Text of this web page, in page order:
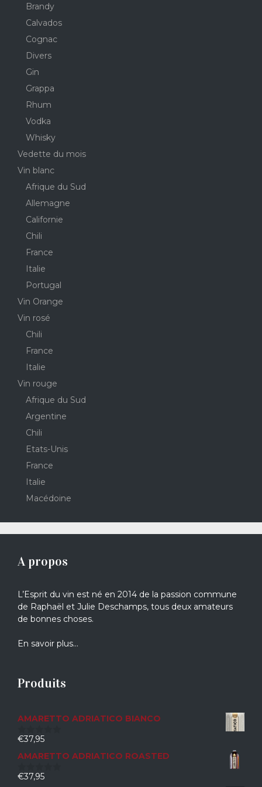
Brandy
Calvados
Cognac
Divers
Gin
Grappa
Rhum
Vodka
Whisky
Vedette du mois
Vin blanc
Afrique du Sud
Allemagne
Californie
Chili
France
Italie
Portugal
Vin Orange
Vin rosé
Chili
France
Italie
Vin rouge
Afrique du Sud
Argentine
Chili
Etats-Unis
France
Italie
Macédoine
A propos
L’Esprit du vin est né en 2014 de la passion commune
de Raphaël et Julie Deschamps, tous deux amateurs
de bonnes choses.
En savoir plus…
Produits
AMARETTO ADRIATICO BIANCO
0
5
€37,95
AMARETTO ADRIATICO ROASTED
0
€37,95